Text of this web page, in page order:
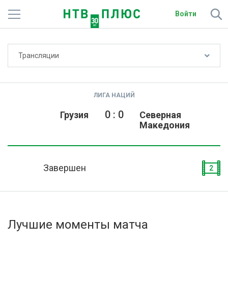
Войти
Активировать промокод
Трансляции
ЛИГА НАЦИЙ
Грузия
Северная
Македония
0: 0
Завершен 2
Лучшие моменты матча